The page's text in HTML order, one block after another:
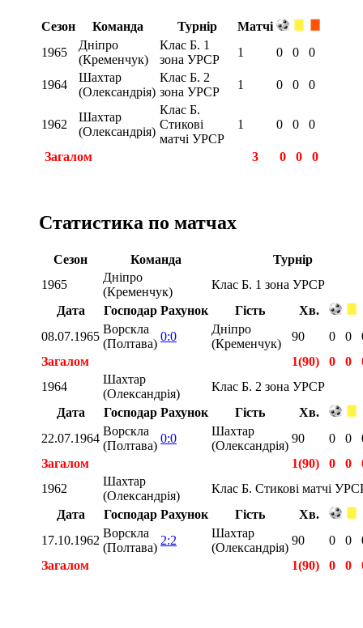
Сезон Команда Турнір
Матчі
1965
Дніпро
(Кременчук)
Клас Б. 1
зона УРСР
1 0 0 0
1964
Шахтар
(Олександрія)
Клас Б. 2
зона УРСР
1 0 0 0
1962
Шахтар
(Олександрія)
Клас Б.
Стикові
матчі УРСР
1 0 0 0
Загалом 3 0 0 0
Статистика по матчах
Сезон Команда
Турнір
1965
Дніпро
(Кременчук)
Клас Б. 1 зона УРСР
Дата
Господар Рахунок Гість
Хв.
08.07.1965
Ворскла
(Полтава)
0:0
Дніпро
(Кременчук)
90 0 0
Загалом
1(90) 0 0
1964
Шахтар
(Олександрія)
Клас Б. 2 зона УРСР
Дата
Господар Рахунок Гість
Хв.
22.07.1964
Ворскла
(Полтава)
0:0
Шахтар
(Олександрія)
90 0 0
Загалом
1(90) 0 0
1962
Шахтар
(Олександрія)
Клас Б. Стикові матчі
Дата
Господар Рахунок Гість
Хв.
17.10.1962
Ворскла
(Полтава)
2:2
Шахтар
(Олександрія)
90 0 0
Загалом
1(90) 0 0